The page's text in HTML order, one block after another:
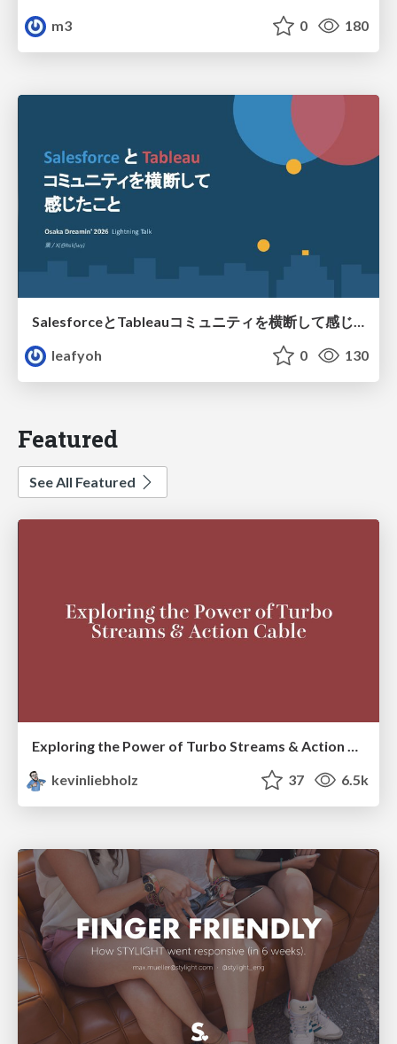
m3
0 180
SalesforceとTableauコミュニティを横断して感じたこと（Osaka Dreamin）
leafyoh
0 130
Featured
See All Featured
Exploring the Power of Turbo Streams & Action Cable | RailsConf2023
kevinliebholz
37 6.5k